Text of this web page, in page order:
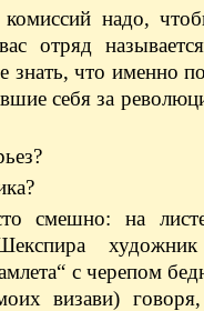
надо,
отряд
знать, что именно
себя за
смешно: на
художник
с черепом
визави) говоря,